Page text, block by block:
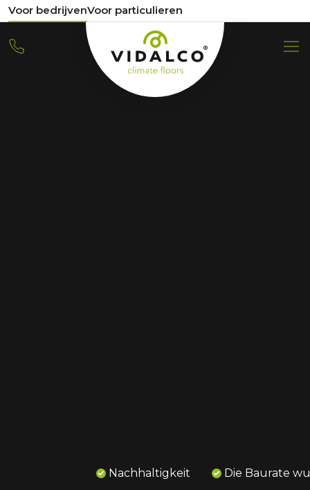
Voor bedrijvenVoor particulieren
Nachhaltigkeit Die Baurate
Neubau in Hof van Holland: Wohnen in einer